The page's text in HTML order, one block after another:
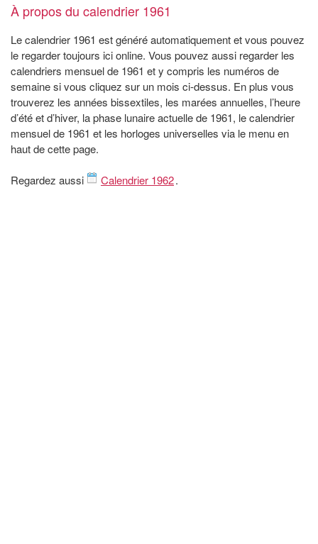
À propos du calendrier 1961
Le calendrier 1961 est généré automatiquement et vous pouvez
le regarder toujours ici online. Vous pouvez aussi regarder les
calendriers mensuel de 1961 et y compris les numéros de
semaine si vous cliquez sur un mois ci-dessus. En plus vous
trouverez les années bissextiles, les marées annuelles, l’heure
d’été et d’hiver, la phase lunaire actuelle de 1961, le calendrier
mensuel de 1961 et les horloges universelles via le menu en
haut de cette page.
Regardez aussi Calendrier 1962.